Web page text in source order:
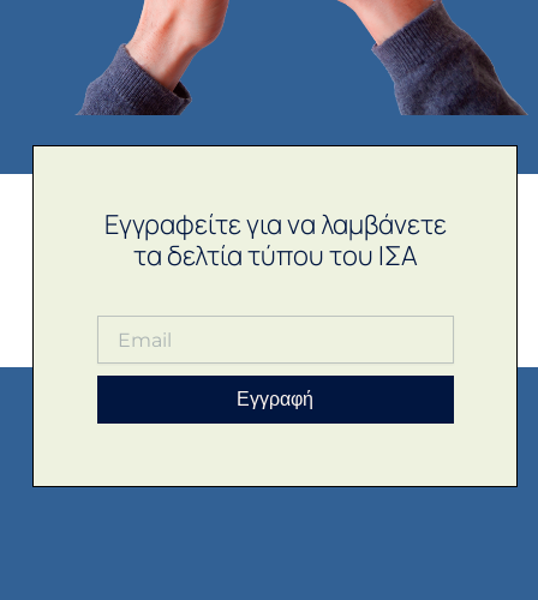
Εγγραφείτε για να λαμβάνετε
τα δελτία τύπου του ΙΣΑ
Εγγραφή